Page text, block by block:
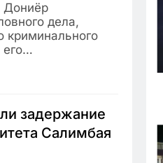
Дониёр
дела,
криминального
его…
задержание
Салимбая